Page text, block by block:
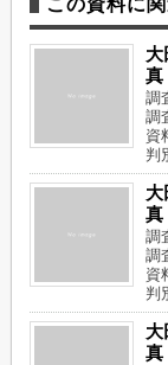
大
真
調
調
資
判
大
真
調
調
資
判
大
真